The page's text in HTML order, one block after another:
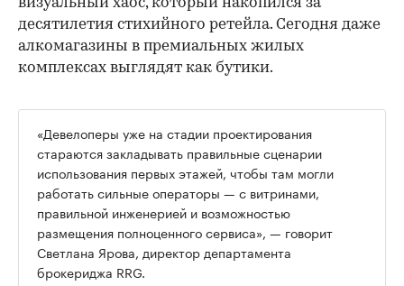
визуальный хаос, который накопился за
десятилетия стихийного ретейла. Сегодня даже
алкомагазины в премиальных жилых
комплексах выглядят как бутики.
00:00
«Девелоперы уже на стадии проектирования
стараются закладывать правильные сценарии
использования первых этажей, чтобы там могли
работать сильные операторы — с витринами,
правильной инженерией и возможностью
размещения полноценного сервиса», — говорит
Светлана Ярова, директор департамента
брокериджа RRG.